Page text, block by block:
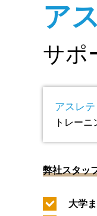
ア
サポ
アスレ
トレー
弊社スタッ
大学